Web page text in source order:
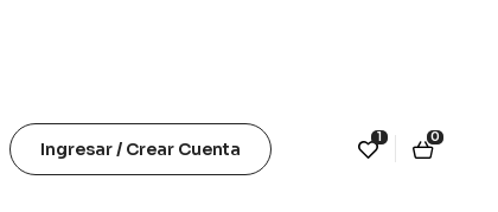
Ingresar / Crear Cuenta
1 0